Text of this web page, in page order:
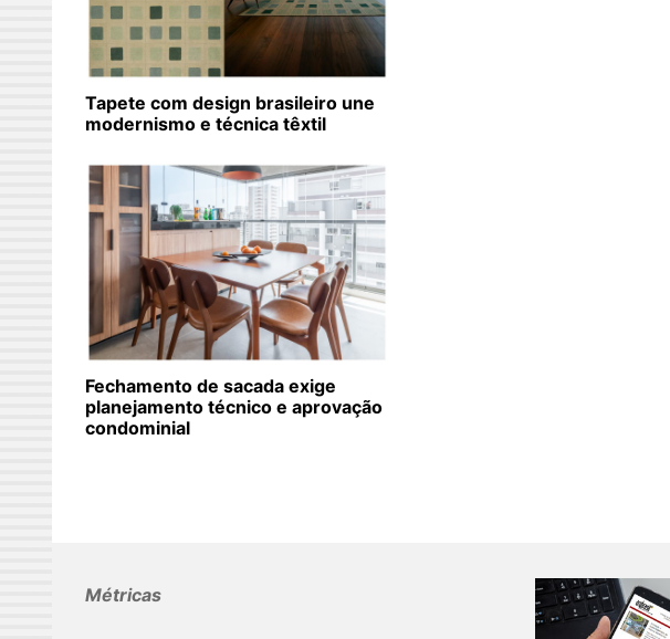
Tapete com design brasileiro une
modernismo e técnica têxtil
Fechamento de sacada exige
planejamento técnico e aprovação
condominial
Métricas